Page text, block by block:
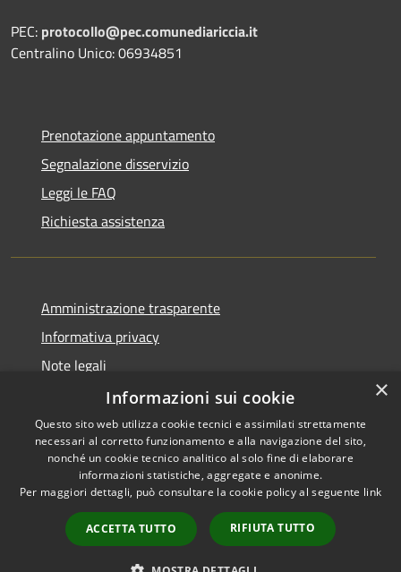
PEC: protocollo@pec.comunediariccia.it
Centralino Unico: 06934851
Prenotazione appuntamento
Segnalazione disservizio
Leggi le FAQ
Richiesta assistenza
Amministrazione trasparente
Informativa privacy
Note legali
Dichiarazione di accessibilità
RSS
Accessibilità
Copyright © 2026 • Comune di
Municipium•
Accesso
redazione
×
Informazioni sui cookie
Questo sito web utilizza cookie tecnici e assimilati strettamente
necessari al corretto funzionamento e alla navigazione del sito,
nonché un cookie tecnico analitico al solo fine di elaborare
informazioni statistiche, aggregate e anonime.
Per maggiori dettagli, può consultare la cookie policy al seguente link
ACCETTA TUTTO RIFIUTA TUTTO